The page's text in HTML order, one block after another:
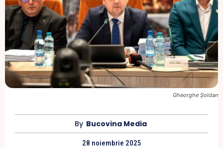
Gheorghe Șoldan
By Bucovina Media
28 noiembrie 2025